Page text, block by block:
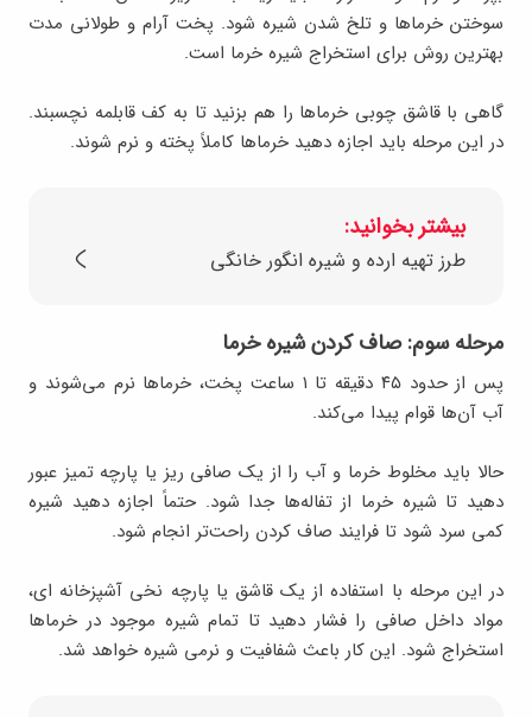
سوختن خرماها و تلخ شدن شیره شود. پخت آرام و طولانی مدت
بهترین روش برای استخراج شیره خرما است.
گاهی با قاشق چوبی خرماها را هم بزنید تا به کف قابلمه نچسبند.
در این مرحله باید اجازه دهید خرماها کاملاً پخته و نرم شوند.
بیشتر بخوانید:
طرز تهیه ارده و شیره انگور خانگی
مرحله سوم: صاف کردن شیره خرما
پس از حدود ۴۵ دقیقه تا ۱ ساعت پخت، خرماها نرم می‌شوند و
آب آن‌ها قوام پیدا می‌کند.
حالا باید مخلوط خرما و آب را از یک صافی ریز یا پارچه تمیز عبور
دهید تا شیره خرما از تفاله‌ها جدا شود. حتماً اجازه دهید شیره
کمی سرد شود تا فرایند صاف کردن راحت‌تر انجام شود.
در این مرحله با استفاده از یک قاشق یا پارچه نخی آشپزخانه ای،
مواد داخل صافی را فشار دهید تا تمام شیره موجود در خرماها
استخراج شود. این کار باعث شفافیت و نرمی شیره خواهد شد.